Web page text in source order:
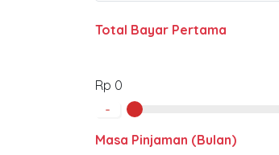
Total Bayar Pertama
Rp 0
-
Masa Pinjaman (Bulan)